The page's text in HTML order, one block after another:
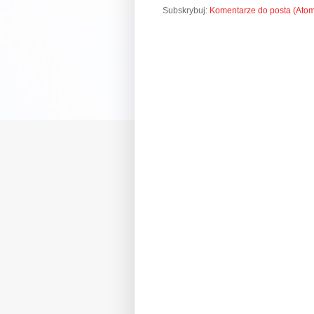
Subskrybuj: Komentarze do posta